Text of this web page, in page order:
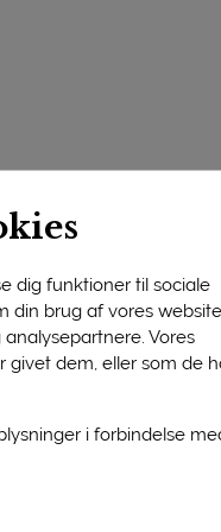
dig funktioner til sociale
din brug af vores
Vores
givet dem, eller som de
i forbindelse
vandt Arla Tistrup
farve og en dejlig
dejligt, at mejeriet
på Tistrup